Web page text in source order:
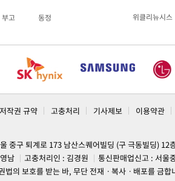
부고 동정 위클리뉴시스
저작권 규약 고충처리 기사제보 이용약관
중구 퇴계로 173 남산스퀘어빌딩 (구 극동빌딩) 12
남 고충처리인 : 김경원 통신판매업신고 : 서울
법의 보호를 받는 바, 무단 전재ㆍ복사ㆍ배포를